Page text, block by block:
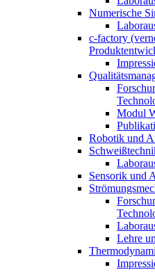
Numerische
c-factory
Modul
Robotik und
Sensorik und
Lehre